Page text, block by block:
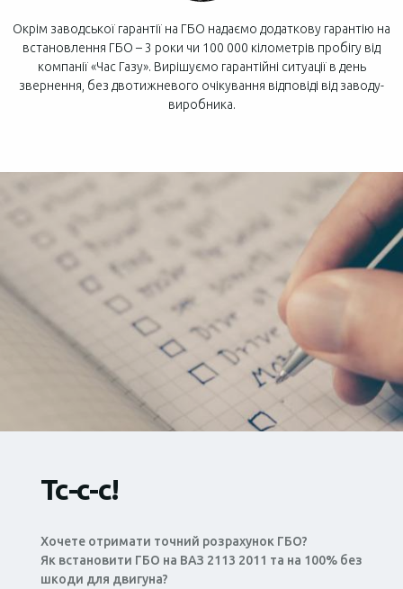
Окрім заводської гарантії на ГБО надаємо додаткову гарантію на
встановлення ГБО – 3 роки чи 100 000 кілометрів пробігу від
компанії «Час Газу». Вирішуємо гарантійні ситуації в день
звернення, без двотижневого очікування відповіді від заводу-
виробника.
Тс-с-с!
Хочете отримати точний розрахунок ГБО?
Як встановити ГБО на ВАЗ 2113 2011 та на 100% без
шкоди для двигуна?